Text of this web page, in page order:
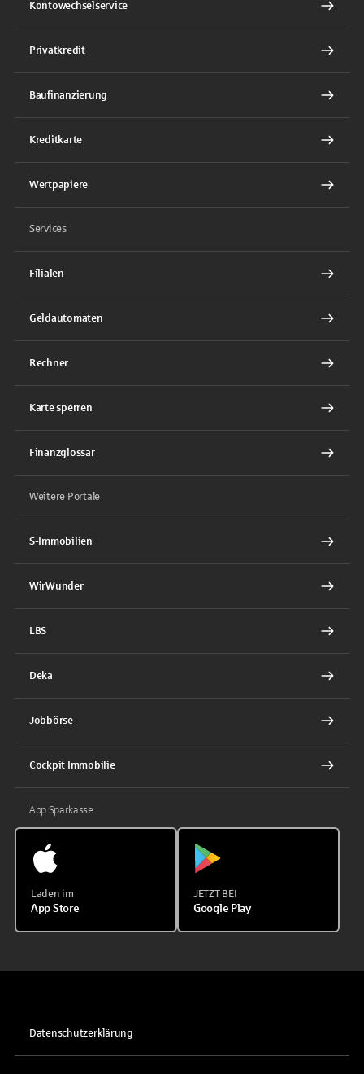
Kontowechselservice
Privatkredit
Baufinanzierung
Kreditkarte
Wertpapiere
Services
Filialen
Geldautomaten
Rechner
Karte sperren
Finanzglossar
Weitere Portale
S-Immobilien
WirWunder
LBS
Deka
Jobbörse
Cockpit Immobilie
App Sparkasse
Laden im
App Store
JETZT BEI
Google Play
Datenschutzerklärung